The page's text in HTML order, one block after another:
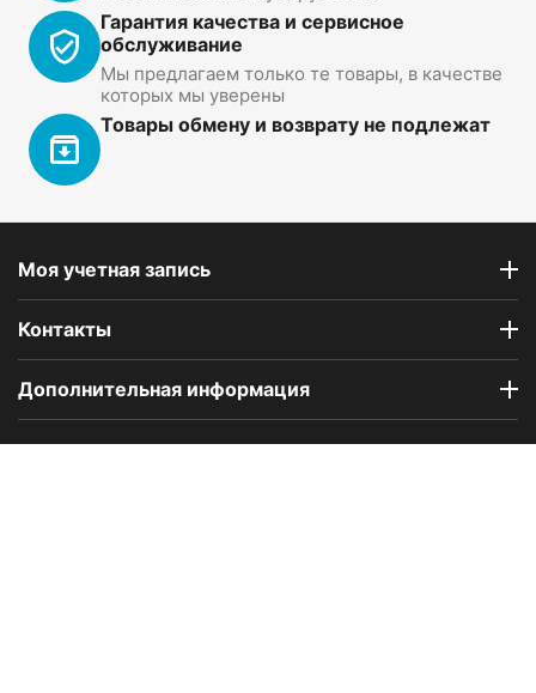
Гарантия качества и сервисное
обслуживание
Мы предлагаем только те товары, в качестве
которых мы уверены
Товары обмену и возврату не подлежат
Моя учетная запись
Контакты
Дополнительная информация